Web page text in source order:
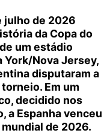
julho de 2026
da Copa do
um estádio
York/Nova Jersey,
disputaram a
Em um
decidido nos
a Espanha venceu
de 2026.